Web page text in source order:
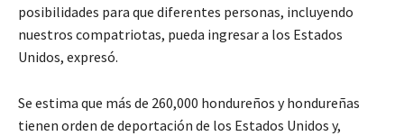
posibilidades para que diferentes personas, incluyendo
nuestros compatriotas, pueda ingresar a los Estados
Unidos, expresó.
Se estima que más de 260,000 hondureños y hondureñas
tienen orden de deportación de los Estados Unidos y,